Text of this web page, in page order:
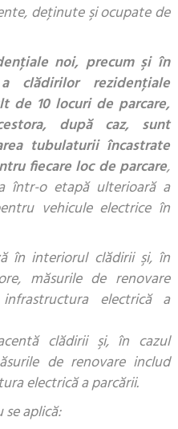
deţinute şi ocupate de
noi, precum şi în
clădirilor rezidenţiale
de 10 locuri de parcare,
după caz, sunt
tubulaturii încastrate
fiecare loc de parcare,
într-o etapă ulterioară a
vehicule electrice în
în interiorul clădirii şi, în
măsurile de renovare
electrică a
clădirii şi, în cazul
de renovare includ
electrică a parcării.
se aplică: